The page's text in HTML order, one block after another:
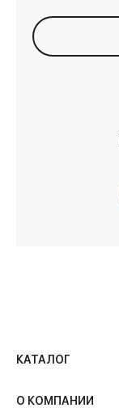
КАТАЛОГ
О КОМПАНИИ